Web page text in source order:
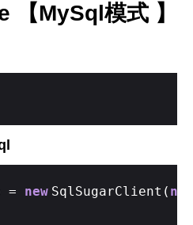
【MySql模式 】
= new SqlSugarClient( new